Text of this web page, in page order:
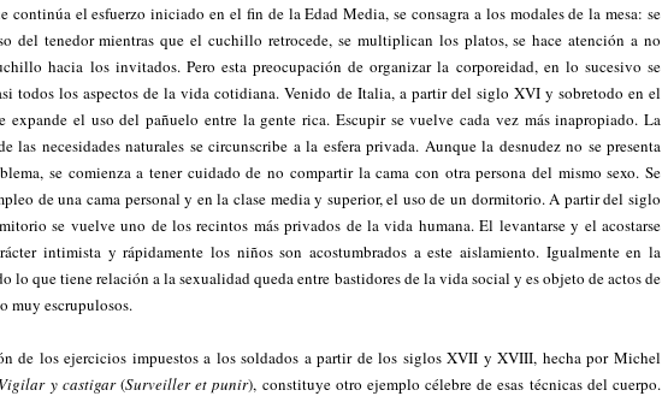
continúa el esfuerzo iniciado en el fin de la Edad Media, se consagra a los modales de la mesa: se
del tenedor mientras que el cuchillo retrocede, se multiplican los platos, se hace atención a no
hacia los invitados. Pero esta preocupación de organizar la corporeidad, en lo sucesivo se
todos los aspectos de la vida cotidiana. Venido de Italia, a partir del siglo XVI y sobretodo en el
expande el uso del pañuelo entre la gente rica. Escupir se vuelve cada vez más inapropiado. La
las necesidades naturales se circunscribe a la esfera privada. Aunque la desnudez no se presenta
se comienza a tener cuidado de no compartir la cama con otra persona del mismo sexo. Se
de una cama personal y en la clase media y superior, el uso de un dormitorio. A partir del siglo
se vuelve uno de los recintos más privados de la vida humana. El levantarse y el acostarse
intimista y rápidamente los niños son acostumbrados a este aislamiento. Igualmente en la
lo que tiene relación a la sexualidad queda entre bastidores de la vida social y es objeto de actos de
muy escrupulosos.
de los ejercicios impuestos a los soldados a partir de los siglos XVII y XVIII, hecha por Michel
Vigilar y castigar(Surveiller et punir), constituye otro ejemplo célebre de esas técnicas del cuerpo.